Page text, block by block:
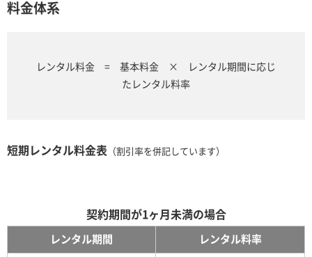
料金体系
レンタル料金 = 基本料金 × レンタル期間に応じ
たレンタル料率
短期レンタル料金表 （割引率を併記しています）
契約期間が1ヶ月未満の場合
レンタル期間 レンタル料率